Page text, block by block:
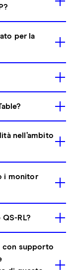
per la
nell’ambito
i monitor
RL?
con supporto